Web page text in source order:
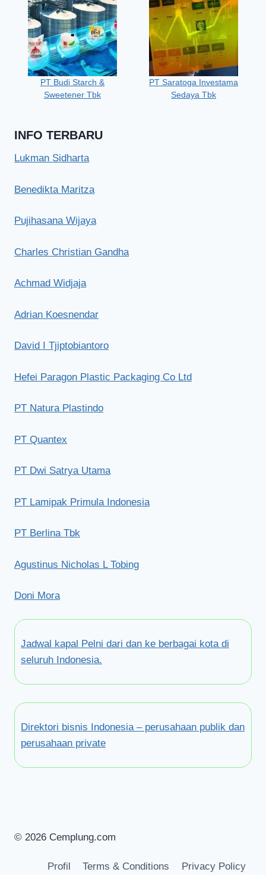
PT Budi Starch &
Sweetener Tbk
PT Saratoga Investama
Sedaya Tbk
INFO TERBARU
Lukman Sidharta
Benedikta Maritza
Pujihasana Wijaya
Charles Christian Gandha
Achmad Widjaja
Adrian Koesnendar
David I Tjiptobiantoro
Hefei Paragon Plastic Packaging Co Ltd
PT Natura Plastindo
PT Quantex
PT Dwi Satrya Utama
PT Lamipak Primula Indonesia
PT Berlina Tbk
Agustinus Nicholas L Tobing
Doni Mora
Jadwal kapal Pelni dari dan ke berbagai kota di
seluruh Indonesia.
Direktori bisnis Indonesia – perusahaan publik dan
perusahaan private
© 2026 Cemplung.com
Profil Terms & Conditions Privacy Policy